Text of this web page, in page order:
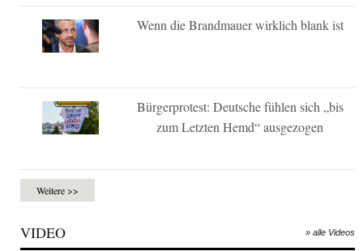
Wenn die Brandmauer wirklich blank ist
Bürgerprotest: Deutsche fühlen sich „bis
zum Letzten Hemd“ ausgezogen
Weitere >>
VIDEO » alle Videos